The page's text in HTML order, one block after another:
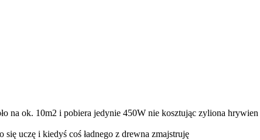
na ok. 10m2 i pobiera jedynie 450W nie kosztując zyliona hrywien
uczę i kiedyś coś ładnego z drewna zmajstruję